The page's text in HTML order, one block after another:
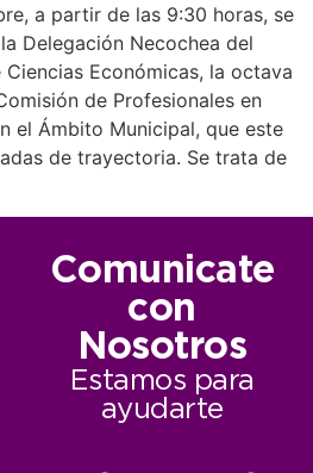
a partir de las 9:30 horas, se
Delegación Necochea del
Económicas, la octava
de Profesionales en
el Ámbito Municipal, que este
de trayectoria. Se trata de
Comunicate
con
Nosotros
Estamos para
ayudarte